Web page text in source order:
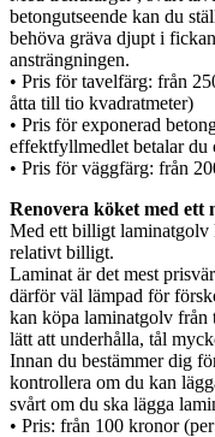
betongutseende kan du
behöva gräva djupt i
ansträngningen.
• Pris för tavelfärg: från
åtta till tio kvadratmeter)
• Pris för exponerad
effektfyllmedlet betalar
• Pris för väggfärg: från
Renovera köket med ett
Med ett billigt laminatgolv
relativt billigt.
Laminat är det mest
därför väl lämpad för
kan köpa laminatgolv från
lätt att underhålla, tål
Innan du bestämmer dig
kontrollera om du kan
svårt om du ska lägga
• Pris: från 100 kronor